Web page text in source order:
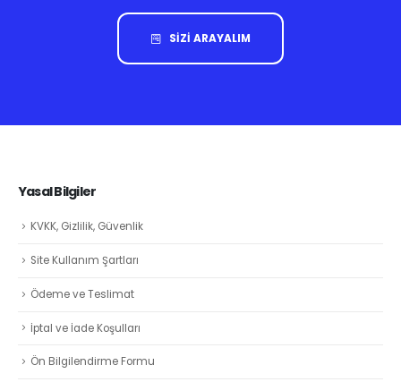
SİZİ ARAYALIM
Yasal Bilgiler
KVKK, Gizlilik, Güvenlik
Site Kullanım Şartları
Ödeme ve Teslimat
İptal ve İade Koşulları
Ön Bilgilendirme Formu